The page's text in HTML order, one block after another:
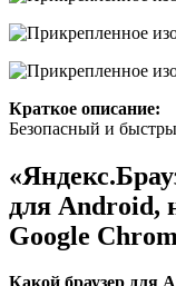
Краткое описание:
Безопасный и
для Android,
Google